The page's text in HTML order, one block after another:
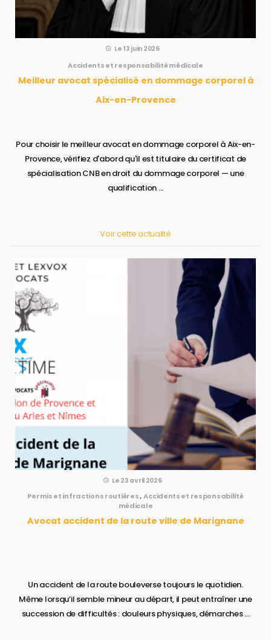
Le 13 juin 2026
Accidents et responsabilité médicale
Meilleur avocat spécialisé en dommage corporel à
Aix-en-Provence
Pour choisir le meilleur avocat en dommage corporel à Aix-en-
Provence, vérifiez d'abord qu'il est titulaire du certificat de
spécialisation CNB en droit du dommage corporel — une
qualification ...
Voir cette actualité
Le 23 avril 2026
Permis et infractions routières,Accidents et responsabilité
médicale
Avocat accident de la route ville de Marignane
Un accident de la route bouleverse toujours le quotidien.
Même lorsqu’il semble mineur au départ, il peut entraîner une
succession de difficultés : douleurs physiques, démarches ...